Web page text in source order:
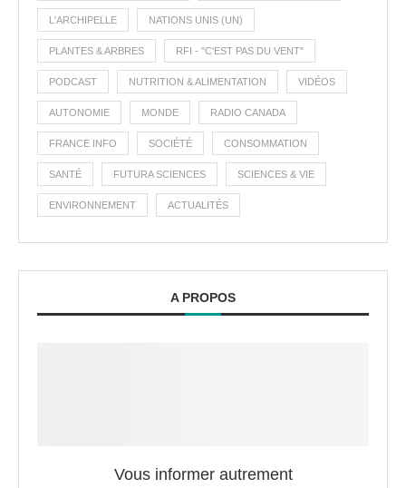
L'ARCHIPELLE NATIONS UNIS (UN)
PLANTES & ARBRES RFI - "C'EST PAS DU VENT"
PODCAST NUTRITION & ALIMENTATION VIDÉOS
AUTONOMIE MONDE RADIO CANADA
FRANCE INFO SOCIÉTÉ CONSOMMATION
SANTÉ FUTURA SCIENCES SCIENCES & VIE
ENVIRONNEMENT ACTUALITÉS
A PROPOS
Vous informer autrement